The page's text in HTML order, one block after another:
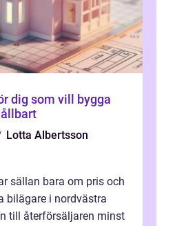
dig som vill bygga
Lotta Albertsson
sällan bara om pris och
bilägare i nordvästra
till återförsäljaren minst